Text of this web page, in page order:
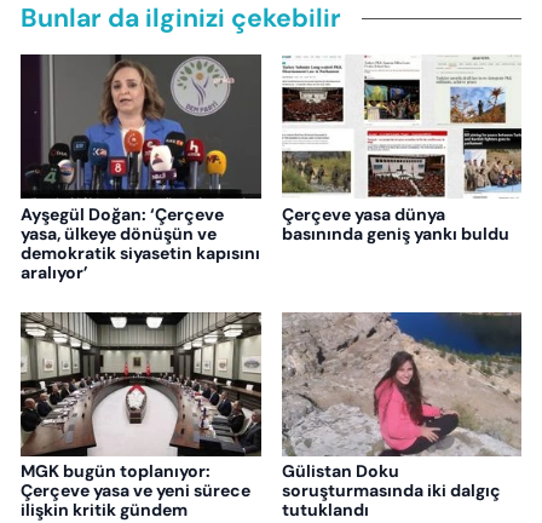
Bunlar da ilginizi çekebilir
Ayşegül Doğan: ‘Çerçeve
yasa, ülkeye dönüşün ve
demokratik siyasetin kapısını
aralıyor’
Çerçeve yasa dünya
basınında geniş yankı buldu
MGK bugün toplanıyor:
Çerçeve yasa ve yeni sürece
ilişkin kritik gündem
Gülistan Doku
soruşturmasında iki dalgıç
tutuklandı